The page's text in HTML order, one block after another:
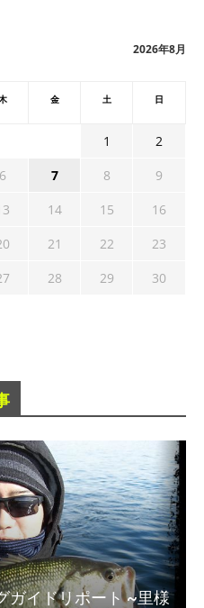
2026年8月
金 土 日
1
2
6 7 8
9
14 15
16
21 22
23
28 29
30
ガイドリポート ~里様